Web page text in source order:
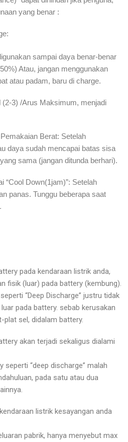
yang benar :
sampai daya benar-benar
Atau, jangan menggunakan
atau padam, baru di charge.
3) /Arus Maksimum, menjadi
Berat: Setelah
daya sudah mencapai batas sisa
sama (jangan ditunda berhari).
Down(1jam)”: Setelah
panas. Tunggu beberapa saat
pada kendaraan listrik anda,
fisik (luar) pada battery (kembung).
“Deep Discharge” justru tidak
pada battery. sebab kerusakan
plat sel, didalam battery.
akan terjadi sekaligus dialami
seperti “deep discharge” malah
pada satu atau dua
listrik kesayangan anda
pabrik, hanya menyebut max